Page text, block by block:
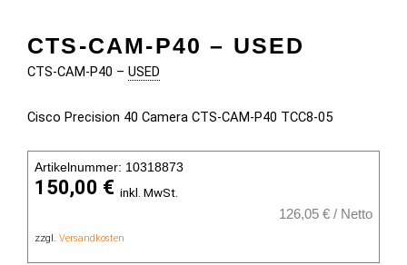
CTS-CAM-P40 – USED
CTS-CAM-P40 – USED
Cisco Precision 40 Camera CTS-CAM-P40 TCC8-05
Artikelnummer: 10318873
150,00 € inkl. MwSt.
126,05 € / Netto
zzgl. Versandkosten